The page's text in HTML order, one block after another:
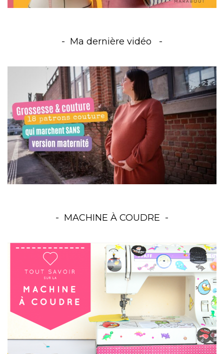
Ma dernière vidéo
MACHINE À COUDRE